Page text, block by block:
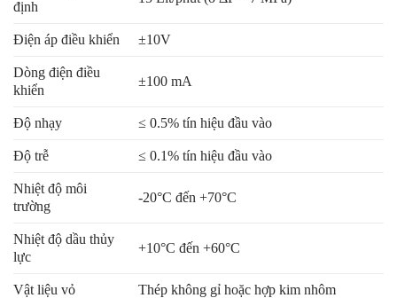
định
Điện áp điều khiển ±10V
Dòng điện điều
khiển
±100 mA
Độ nhạy ≤ 0.5% tín hiệu đầu vào
Độ trễ ≤ 0.1% tín hiệu đầu vào
Nhiệt độ môi
trường
-20°C đến +70°C
Nhiệt độ dầu thủy
lực
+10°C đến +60°C
Vật liệu vỏ Thép không gỉ hoặc hợp kim nhôm